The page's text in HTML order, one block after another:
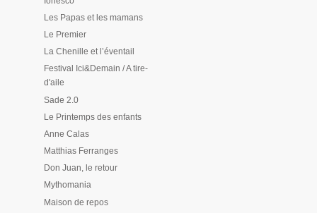
Les Papas et les mamans
Le Premier
La Chenille et l’éventail
Festival Ici&Demain / A tire-
d'aile
Sade 2.0
Le Printemps des enfants
Anne Calas
Matthias Ferranges
Don Juan, le retour
Mythomania
Maison de repos